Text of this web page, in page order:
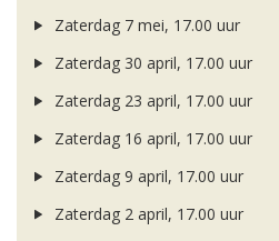
Zaterdag 7 mei, 17.00 uur
Zaterdag 30 april, 17.00 uur
Zaterdag 23 april, 17.00 uur
Zaterdag 16 april, 17.00 uur
Zaterdag 9 april, 17.00 uur
Zaterdag 2 april, 17.00 uur